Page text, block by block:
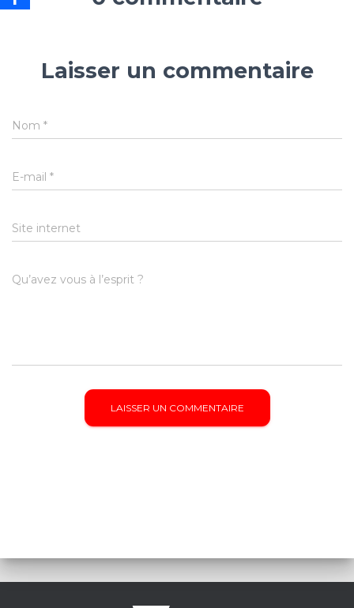
Laisser un commentaire
Nom *
E-mail *
Site internet
Qu’avez vous à l’esprit ?